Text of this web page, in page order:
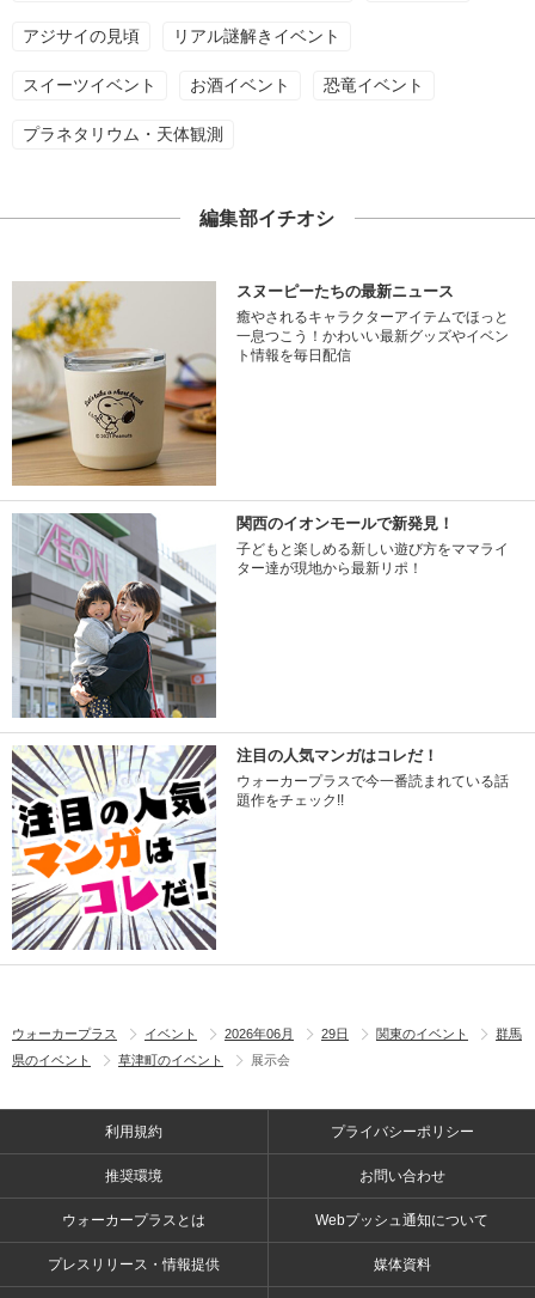
アジサイの見頃 リアル謎解きイベント
スイーツイベント お酒イベント 恐竜イベント
プラネタリウム・天体観測
編集部イチオシ
スヌーピーたちの最新ニュース
癒やされるキャラクターアイテムでほっと
一息つこう！かわいい最新グッズやイベン
ト情報を毎日配信
関西のイオンモールで新発見！
子どもと楽しめる新しい遊び方をママライ
ター達が現地から最新リポ！
注目の人気マンガはコレだ！
ウォーカープラスで今一番読まれている話
題作をチェック!!
ウォーカープラス イベント 2026年06月 29日 関東のイベント
群馬
県のイベント
草津町のイベント 展示会
利用規約 プライバシーポリシー
推奨環境 お問い合わせ
ウォーカープラスとは Webプッシュ通知について
プレスリリース・情報提供 媒体資料